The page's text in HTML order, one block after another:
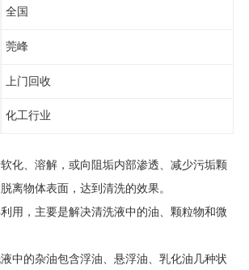
全国
莞峰
上门回收
化工行业
化、溶解，或向阻垢内部渗透、减少污垢颗
离物体表面，达到清洗的效果。
用，主要是解决清洗液中的油、颗粒物和微
中的杂油包含浮油、悬浮油、乳化油几种状